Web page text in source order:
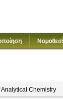
Chemistry